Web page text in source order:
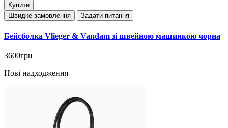
Купити
Швидке замовлення
Задати питання
Бейсболка Vlieger & Vandam зі швейною машинкою чорна
3600грн
Нові надходження